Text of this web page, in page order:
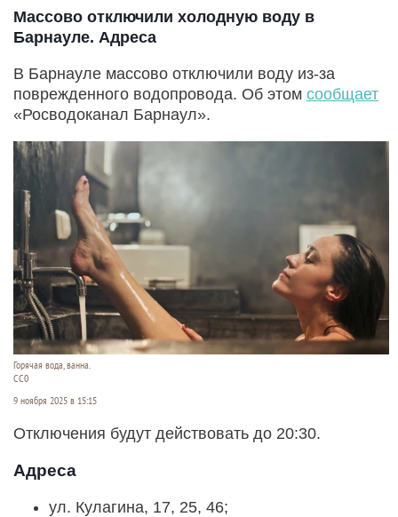
Массово отключили холодную воду в
Барнауле. Адреса
В Барнауле массово отключили воду из-за
поврежденного водопровода. Об этом сообщает
«Росводоканал Барнаул».
Горячая вода, ванна.
СС0
9 ноября 2025 в 15:15
Отключения будут действовать до 20:30.
Адреса
ул. Кулагина, 17, 25, 46;